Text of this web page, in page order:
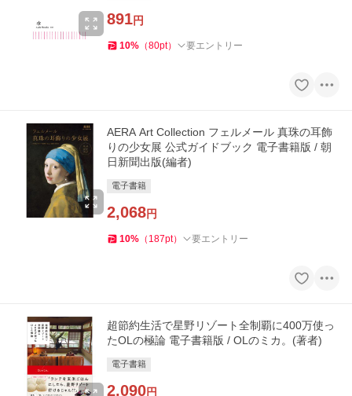
891円
10% （80pt） 要エントリー
AERA Art Collection フェルメール 真珠の耳飾
りの少女展 公式ガイドブック 電子書籍版 / 朝
日新聞出版(編者)
電子書籍
2,068円
10% （ 187pt） 要エントリー
超節約生活で星野リゾート全制覇に400万使っ
たOLの極論 電子書籍版 / OLのミカ。(著者)
電子書籍
2,090円